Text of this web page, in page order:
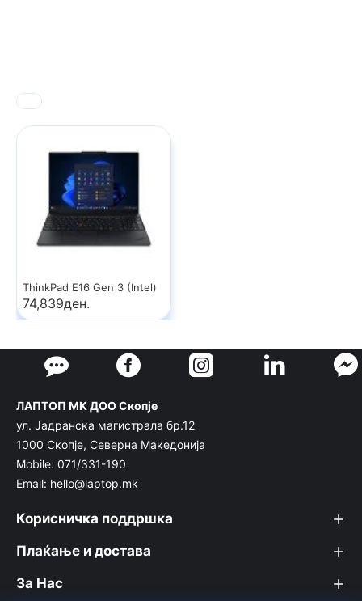
ThinkPad E16 Gen 3 (Intel)
74,839ден.
ЛАПТОП МК ДОО Скопје
ул. Јадранска магистрала бр.12
1000 Скопје, Северна Македонија
Mobile: 071/331-190
Email: hello@laptop.mk
Корисничка поддршка
Плаќање и достава
За Нас